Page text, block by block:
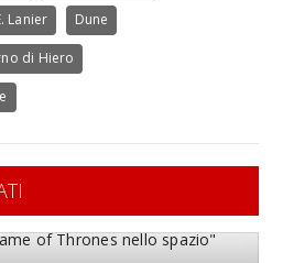
Lanier Dune
di Hiero